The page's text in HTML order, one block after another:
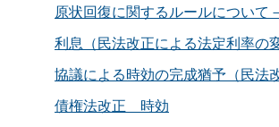
原状回復に関するルールについて
利息（民法改正による法定利率の
協議による時効の完成猶予（民法
債権法改正 時効